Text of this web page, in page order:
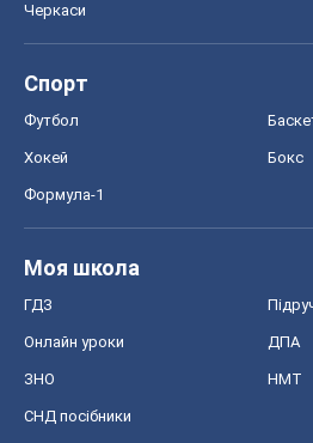
Черкаси
Спорт
Футбол
Хокей Бокс
Формула-1
Моя школа
ГДЗ
Онлайн уроки ДПА
ЗНО НМТ
СНД посібники